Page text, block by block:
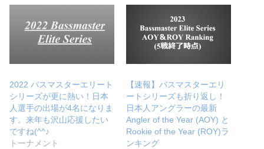
2022 バスマスターエリート
シリーズが更に熱い！日本
人選手の出場が4名になりま
す。来年も沢山応援したい
ですね(^^♪
トーナメント
【速報】バスマスターエリ
ートシリーズも折り返し！
日本人アングラーの最新
Angler of the Year (AOY) と
Rookie of the Year (ROY)ラ
ンキング